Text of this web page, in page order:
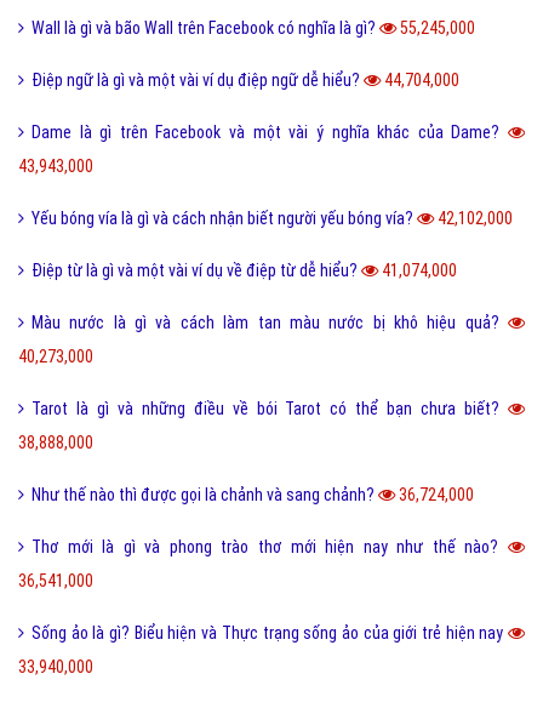
Wall là gì và bão Wall trên Facebook có nghĩa là gì? 55,245,000
Điệp ngữ là gì và một vài ví dụ điệp ngữ dễ hiểu? 44,704,000
Dame là gì trên Facebook và một vài ý nghĩa khác của Dame?
43,943,000
Yếu bóng vía là gì và cách nhận biết người yếu bóng vía? 42,102,000
Điệp từ là gì và một vài ví dụ về điệp từ dễ hiểu? 41,074,000
Màu nước là gì và cách làm tan màu nước bị khô hiệu quả?
40,273,000
Tarot là gì và những điều về bói Tarot có thể bạn chưa biết?
38,888,000
Như thế nào thì được gọi là chảnh và sang chảnh? 36,724,000
Thơ mới là gì và phong trào thơ mới hiện nay như thế nào?
36,541,000
Sống ảo là gì? Biểu hiện và Thực trạng sống ảo của giới trẻ hiện nay
33,940,000